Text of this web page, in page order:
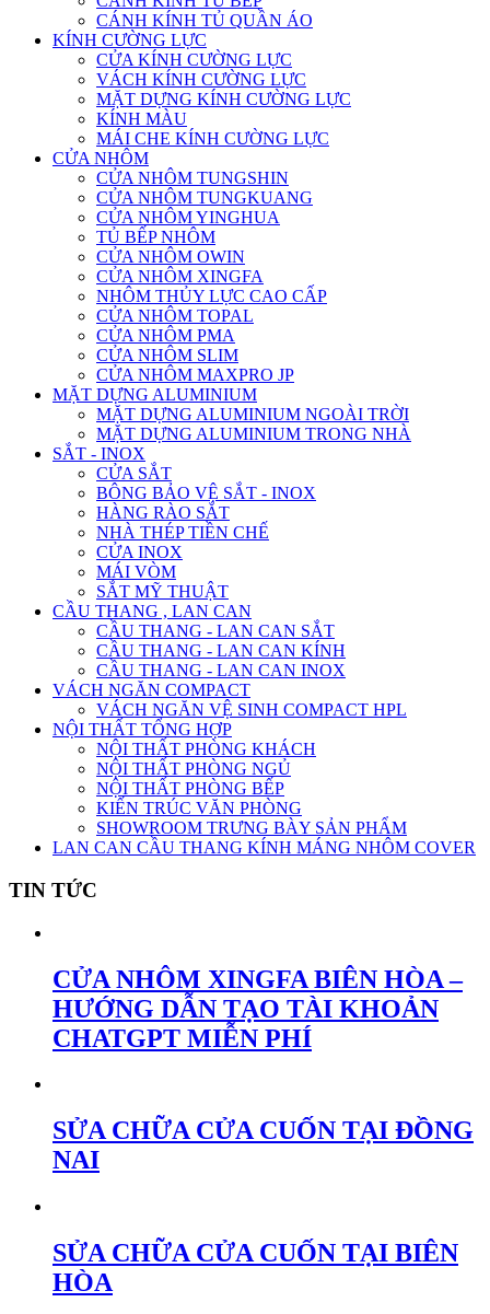
CÁNH KÍNH TỦ QUẦN ÁO
KÍNH CƯỜNG LỰC
CỬA KÍNH CƯỜNG LỰC
VÁCH KÍNH CƯỜNG LỰC
MẶT DỰNG KÍNH CƯỜNG LỰC
KÍNH MÀU
MÁI CHE KÍNH CƯỜNG LỰC
CỬA NHÔM
CỬA NHÔM TUNGSHIN
CỬA NHÔM TUNGKUANG
CỬA NHÔM YINGHUA
TỦ BẾP NHÔM
CỬA NHÔM OWIN
CỬA NHÔM XINGFA
NHÔM THỦY LỰC CAO CẤP
CỬA NHÔM TOPAL
CỬA NHÔM PMA
CỬA NHÔM SLIM
CỬA NHÔM MAXPRO JP
MẶT DỰNG ALUMINIUM
MẶT DỰNG ALUMINIUM NGOÀI TRỜI
MẶT DỰNG ALUMINIUM TRONG NHÀ
SẮT - INOX
CỬA SẮT
BÔNG BẢO VỆ SẮT - INOX
HÀNG RÀO SẮT
NHÀ THÉP TIỀN CHẾ
CỬA INOX
MÁI VÒM
SẮT MỸ THUẬT
CẦU THANG , LAN CAN
CẦU THANG - LAN CAN SẮT
CẦU THANG - LAN CAN KÍNH
CẦU THANG - LAN CAN INOX
VÁCH NGĂN COMPACT
VÁCH NGĂN VỆ SINH COMPACT HPL
NỘI THẤT TỔNG HỢP
NỘI THẤT PHÒNG KHÁCH
NỘI THẤT PHÒNG NGỦ
NỘI THẤT PHÒNG BẾP
KIẾN TRÚC VĂN PHÒNG
SHOWROOM TRƯNG BÀY SẢN PHẨM
LAN CAN CẦU THANG KÍNH MÁNG NHÔM COVER
TIN TỨC
CỬA NHÔM XINGFA BIÊN HÒA –
HƯỚNG DẪN TẠO TÀI KHOẢN
CHATGPT MIỄN PHÍ
SỬA CHỮA CỬA CUỐN TẠI ĐỒNG
NAI
SỬA CHỮA CỬA CUỐN TẠI BIÊN
HÒA